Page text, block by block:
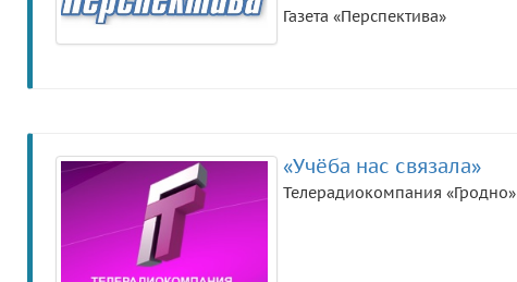
Газета «Перспектива»
«Учёба нас связала»
Телерадиокомпания «Гродно»